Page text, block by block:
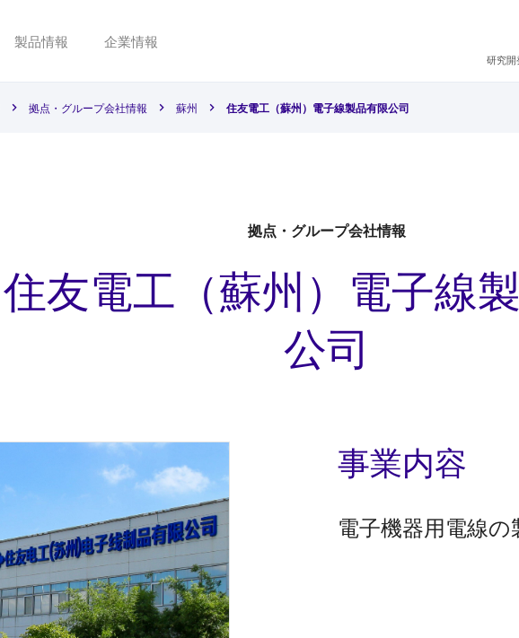
製品情報 企業情報
研究開
拠点・グループ会社情報 蘇州 住友電工（蘇州）電子線製品有限公司
拠点・グループ会社情報
住友電工（蘇州）電子線
公司
事業内容
電子機器用電線の